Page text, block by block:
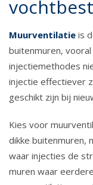
Muurventilatie is
buitenmuren,
injectiemethodes
injectie effectiever
geschikt zijn bij
Kies voor
dikke buitenmuren,
waar injecties de
muren waar